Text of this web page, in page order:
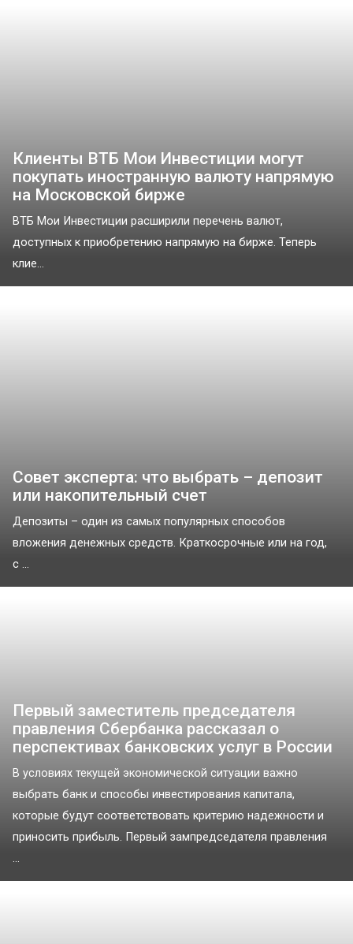
Клиенты ВТБ Мои Инвестиции могут
покупать иностранную валюту напрямую
на Московской бирже
ВТБ Мои Инвестиции расширили перечень валют,
доступных к приобретению напрямую на бирже. Теперь
клие...
Совет эксперта: что выбрать – депозит
или накопительный счет
Депозиты – один из самых популярных способов
вложения денежных средств. Краткосрочные или на год,
с ...
Первый заместитель председателя
правления Сбербанка рассказал о
перспективах банковских услуг в России
В условиях текущей экономической ситуации важно
выбрать банк и способы инвестирования капитала,
которые будут соответствовать критерию надежности и
приносить прибыль. Первый зампредседателя правления
...